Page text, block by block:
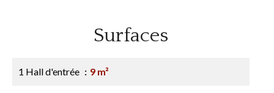
Surfaces
1 Hall d'entrée 9 m²